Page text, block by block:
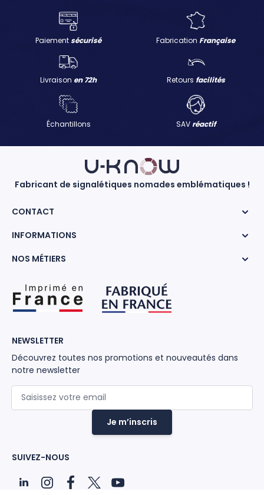
Paiement sécurisé Fabrication Française
Livraison en 72h Retours facilités
Échantillons SAVréactif
Fabricant de signalétiques nomades emblématiques !
CONTACT
INFORMATIONS
NOS MÉTIERS
NEWSLETTER
Découvrez toutes nos promotions et nouveautés dans
notre newsletter
Je m’inscris
SUIVEZ-NOUS